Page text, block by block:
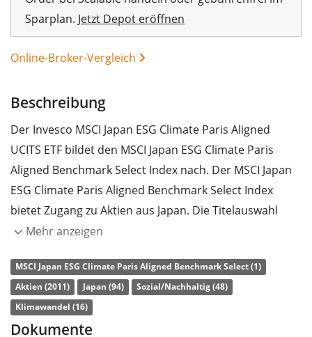
Sparplan. Jetzt Depot eröffnen
Online-Broker-Vergleich
Beschreibung
Der Invesco MSCI Japan ESG Climate Paris Aligned
UCITS ETF bildet den MSCI Japan ESG Climate Paris
Aligned Benchmark Select Index nach. Der MSCI Japan
ESG Climate Paris Aligned Benchmark Select Index
bietet Zugang zu Aktien aus Japan. Die Titelauswahl
erfolgt anhand von Nachhaltigkeitskriterien und EU-
MSCI Japan Index.
DieTER(Gesamtkostenquote) des ETF liegt bei
p.a.. Der Invesco MSCI Japan ESG Climate Paris Aligned
Mehr anzeigen
MSCI Japan ESG Climate Paris Aligned Benchmark Select (1)
Aktien (2011)
Japan (94)
Sozial/Nachhaltig (48)
Klimawandel (16)
Dokumente